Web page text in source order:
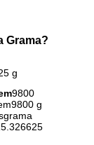
Grama?
g
9800
g